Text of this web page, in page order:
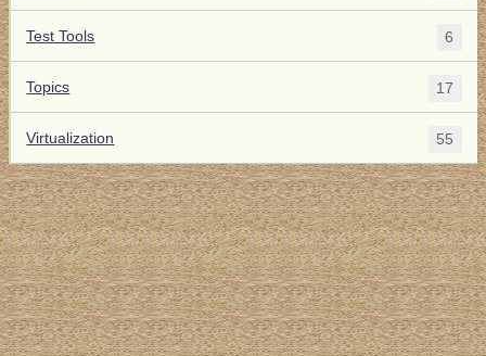
Test Tools 6
Topics 17
Virtualization 55